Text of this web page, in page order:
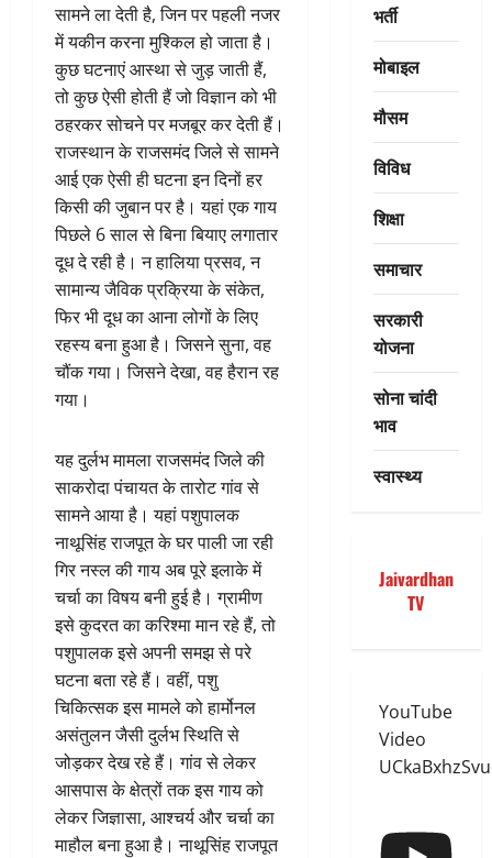
सामने ला देती है, जिन पर पहली नजर
में यकीन करना मुश्किल हो जाता है।
कुछ घटनाएं आस्था से जुड़ जाती हैं,
तो कुछ ऐसी होती हैं जो विज्ञान को भी
ठहरकर सोचने पर मजबूर कर देती हैं।
राजस्थान के राजसमंद जिले से सामने
आई एक ऐसी ही घटना इन दिनों हर
किसी की जुबान पर है। यहां एक गाय
पिछले 6 साल से बिना बियाए लगातार
दूध दे रही है। न हालिया प्रसव, न
सामान्य जैविक प्रक्रिया के संकेत,
फिर भी दूध का आना लोगों के लिए
रहस्य बना हुआ है। जिसने सुना, वह
चौंक गया। जिसने देखा, वह हैरान रह
गया।
यह दुर्लभ मामला राजसमंद जिले की
साकरोदा पंचायत के तारोट गांव से
सामने आया है। यहां पशुपालक
नाथूसिंह राजपूत के घर पाली जा रही
गिर नस्ल की गाय अब पूरे इलाके में
चर्चा का विषय बनी हुई है। ग्रामीण
इसे कुदरत का करिश्मा मान रहे हैं, तो
पशुपालक इसे अपनी समझ से परे
घटना बता रहे हैं। वहीं, पशु
चिकित्सक इस मामले को हार्मोनल
असंतुलन जैसी दुर्लभ स्थिति से
जोड़कर देख रहे हैं। गांव से लेकर
आसपास के क्षेत्रों तक इस गाय को
लेकर जिज्ञासा, आश्चर्य और चर्चा का
माहौल बना हुआ है। नाथूसिंह राजपूत
भर्ती
मोबाइल
मौसम
विविध
शिक्षा
समाचार
सरकारी
योजना
सोना चांदी
भाव
स्वास्थ्य
Jaivardhan
TV
YouTube
Video